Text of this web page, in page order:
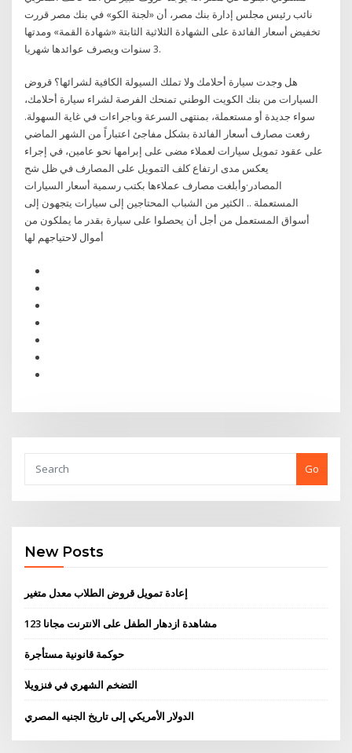
نائب رئيس مجلس إدارة بنك مصر، أن «لجنة الكو» في بنك مصر قررت
تخفيض أسعار الفائدة على الشهادة الثلاثية الثابتة «شهادة القمة» ومدتها
3 سنوات ويصرف عوائدها شهريا.
هل وجدت سيارة أحلامك ولا تملك السيولة الكافية لشرائها؟ قروض
السيارات من بنك الكويت الوطني تمنحك الفرصة لشراء سيارة أحلامك،
سواء جديدة أو مستعملة، بمنتهى السرعة وباجراءات في غاية السهولة.
رفعت مصارف أسعار الفائدة بشكل مفاجئ اعتباراً من الشهر الماضي
على عقود تمويل سيارات لعملاء مضى على إبرامها نحو عامين، في إجراء
يعكس مدى ارتفاع كلف التمويل على المصارف في ظل شح
المصادر·وأبلغت مصارف عملاءها بكتب رسمية أسعار السيارات
المستعملة .. الكثير من الشباب المحتاجين إلى سيارات يتجهون إلى
أسواق المستعمل من أجل أن يحصلوا على سيارة بقدر ما يملكون من
أموال لاحتياجهم لها
Go
New Posts
إعادة تمويل قروض الطلاب معدل متغير
مشاهدة ازدهار الطفل على الانترنت مجانا 123
حوكمة قانونية مستأجرة
التضخم الشهري في فنزويلا
الدولار الأمريكي إلى تاريخ الجنيه المصري